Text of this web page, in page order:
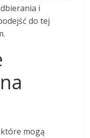
i
do tej
mogą